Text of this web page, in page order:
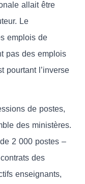
allait être
Le
emplois de
pas des emplois
pourtant l’inverse
de postes,
des ministères.
2 000 postes –
des
enseignants,